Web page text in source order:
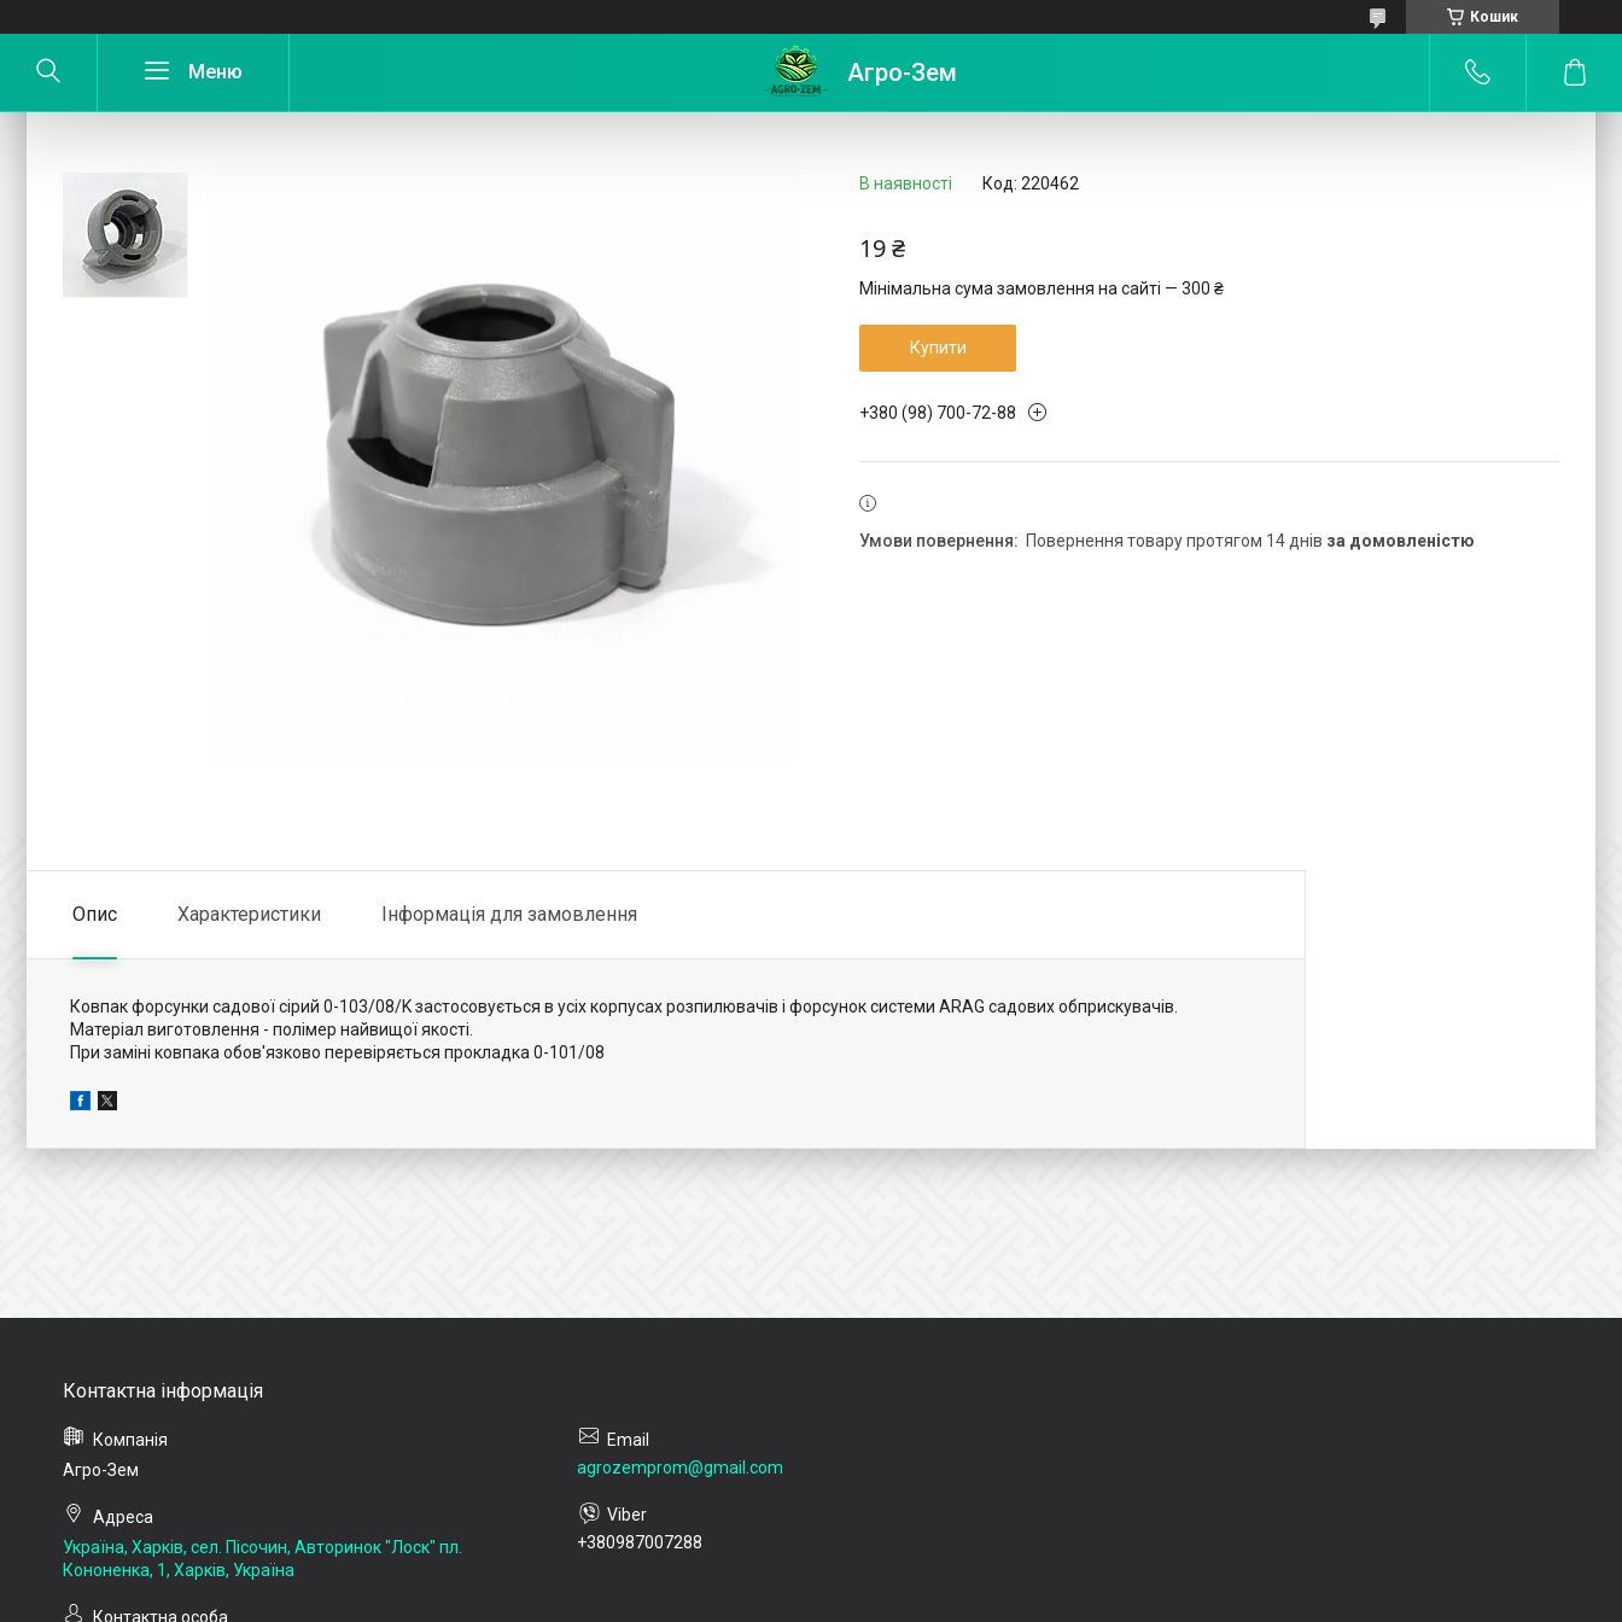
Кошик
Агро-Зем
Ковпак садової форсунки ARAG 0-103/08/K Agroplast
В наявності Код: 220462
19 ₴
Мінімальна сума замовлення на сайті — 300 ₴
Купити
+380 (98) 700-72-88
повернення товару протягом 14 днів за домовленістю
Опис Характеристики Інформація для замовлення
Ковпак форсунки садової сірий 0-103/08/K застосовується в усіх корпусах розпилювачів і форсунок системи ARAG садових обприскувачів.
Матеріал виготовлення - полімер найвищої якості.
При заміні ковпака обов'язково перевіряється прокладка 0-101/08
Агро-Зем
Україна, Харків, сел. Пісочин, Авторинок "Лоск" пл.
Кононенка, 1, Харків, Україна
agrozemprom@gmail.com
+380987007288